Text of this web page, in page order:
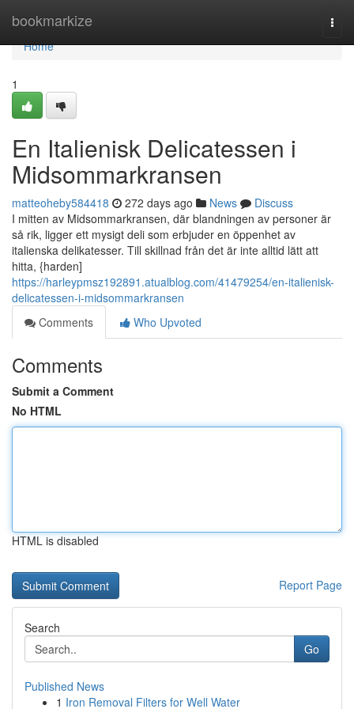
bookmarkize
Home
Home
1
En Italienisk Delicatessen i
Midsommarkransen
matteoheby584418 272 days ago News
Discuss
I mitten av Midsommarkransen, där blandningen av personer är
så rik, ligger ett mysigt deli som erbjuder en öppenhet av
italienska delikatesser. Till skillnad från det är inte alltid lätt att
hitta, {harden]
https://harleypmsz192891.atualblog.com/41479254/en-italienisk-
delicatessen-i-midsommarkransen
Comments
Who Upvoted
Comments
Submit a Comment
No HTML
HTML is disabled
Report Page
Search
Go
Published News
1 Iron Removal Filters for Well Water